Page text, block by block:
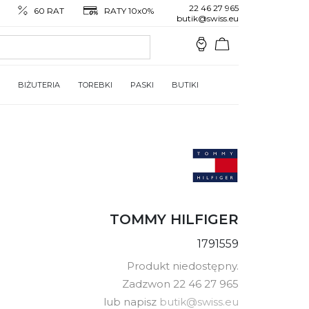
60 RAT RATY 10x0%
22 46 27 965
butik@swiss.eu
BIŻUTERIA TOREBKI PASKI BUTIKI
TOMMY HILFIGER
1791559
Produkt niedostępny.
Zadzwon 22 46 27 965
lub napisz butik@swiss.eu